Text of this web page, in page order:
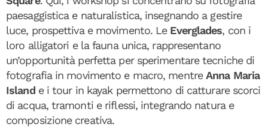
paesaggistica e naturalistica, insegnando a gestire
luce, prospettiva e movimento. Le Everglades, con i
loro alligatori e la fauna unica, rappresentano
un’opportunità perfetta per sperimentare tecniche di
fotografia in movimento e macro, mentreAnna Maria
Islande i tour in kayak permettono di catturare scorci
di acqua, tramonti e riflessi, integrando natura e
composizione creativa.